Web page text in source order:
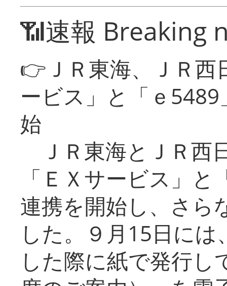
📶速報 Breaking
👉ＪＲ東海、ＪＲ
ービス」と「ｅ
始
ＪＲ東海とＪＲ西
「ＥＸサービス」
連携を開始し、さら
した。９月15日に
した際に紙で発行し